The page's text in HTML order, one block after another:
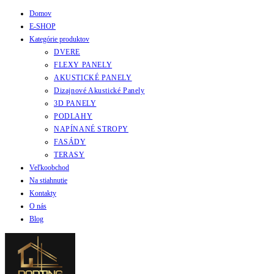
Domov
E-SHOP
Kategórie produktov
DVERE
FLEXY PANELY
AKUSTICKÉ PANELY
Dizajnové Akustické Panely
3D PANELY
PODLAHY
NAPÍNANÉ STROPY
FASÁDY
TERASY
Veľkoobchod
Na stiahnutie
Kontakty
O nás
Blog